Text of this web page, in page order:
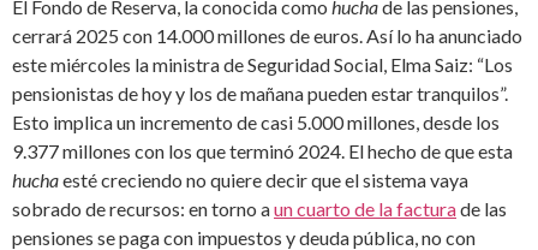
El Fondo de Reserva, la conocida como huchade las pensiones,
cerrará 2025 con 14.000 millones de euros. Así lo ha anunciado
este miércoles la ministra de Seguridad Social, Elma Saiz: “Los
pensionistas de hoy y los de mañana pueden estar tranquilos”.
Esto implica un incremento de casi 5.000 millones, desde los
9.377 millones con los que terminó 2024. El hecho de que esta
huchaesté creciendo no quiere decir que el sistema vaya
sobrado de recursos: en torno aun cuarto de la facturade las
pensiones se paga con impuestos y deuda pública, no con